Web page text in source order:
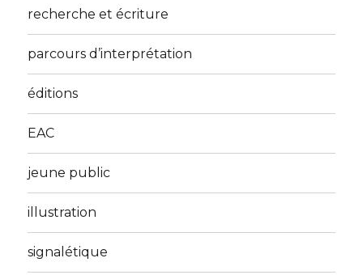
recherche et écriture
parcours d’interprétation
éditions
EAC
jeune public
illustration
signalétique